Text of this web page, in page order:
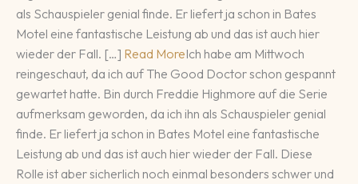
als Schauspieler genial finde. Er liefert ja schon in Bates
Motel eine fantastische Leistung ab und das ist auch hier
wieder der Fall. […] Read MoreIch habe am Mittwoch
reingeschaut, da ich auf The Good Doctor schon gespannt
gewartet hatte. Bin durch Freddie Highmore auf die Serie
aufmerksam geworden, da ich ihn als Schauspieler genial
finde. Er liefert ja schon in Bates Motel eine fantastische
Leistung ab und das ist auch hier wieder der Fall. Diese
Rolle ist aber sicherlich noch einmal besonders schwer und